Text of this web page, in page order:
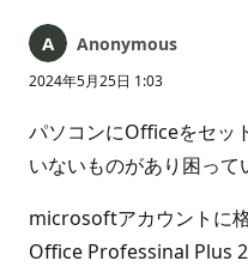
Anonymous
2024年5月25日 1:03
パソコンにOfficeをセッ
いないものがあり困って
microsoftアカウントに
Office Professinal Plus